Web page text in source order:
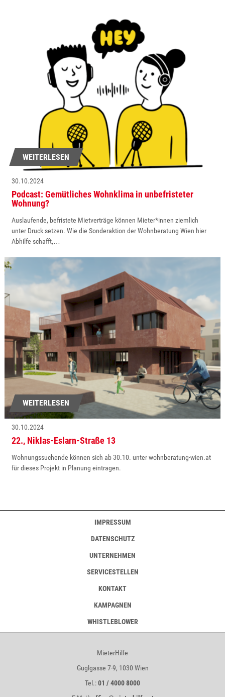
WEITERLESEN
30.10.2024
Podcast: Gemütliches Wohnklima in unbefristeter
Wohnung?
Auslaufende, befristete Mietverträge können Mieter*innen ziemlich
unter Druck setzen. Wie die Sonderaktion der Wohnberatung Wien hier
Abhilfe schafft,…
WEITERLESEN
30.10.2024
22., Niklas-Eslarn-Straße 13
Wohnungssuchende können sich ab 30.10. unter wohnberatung-wien.at
für dieses Projekt in Planung eintragen.
IMPRESSUM
DATENSCHUTZ
UNTERNEHMEN
SERVICESTELLEN
KONTAKT
KAMPAGNEN
WHISTLEBLOWER
MieterHilfe
Guglgasse 7-9, 1030 Wien
Tel.:01 / 4000 8000